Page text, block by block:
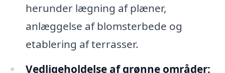
herunder lægning af plæner,
anlæggelse af blomsterbede og
etablering af terrasser.
Vedligeholdelse af grønne områder: